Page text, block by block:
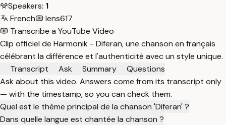
Speakers: 1
French
lens617
Transcribe a YouTube Video
Clip officiel de Harmonik - Diferan, une chanson en français
célébrant la différence et l'authenticité avec un style unique.
Transcript
Ask Summary
Questions
Ask about this video. Answers come from its transcript only
— with the timestamp, so you can check them.
Quel est le thème principal de la chanson 'Diferan' ?
Dans quelle langue est chantée la chanson ?